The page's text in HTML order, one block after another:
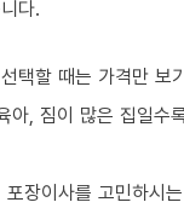
다.
택할 때는 가격만 보
아, 짐이 많은 집일수
장이사를 고민하시